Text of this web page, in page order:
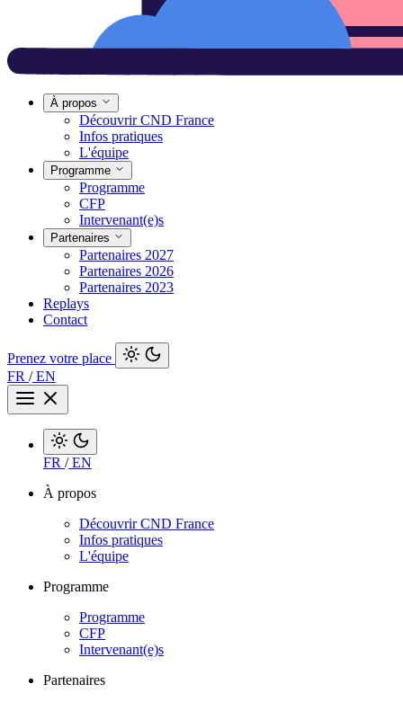
À propos
Découvrir CND France
Infos pratiques
L'équipe
Programme
Programme
CFP
Intervenant(e)s
Partenaires
Partenaires 2027
Partenaires 2026
Partenaires 2023
Replays
Contact
Prenez votre place
FR /EN
FR /EN
À propos
Découvrir CND France
Infos pratiques
L'équipe
Programme
Programme
CFP
Intervenant(e)s
Partenaires